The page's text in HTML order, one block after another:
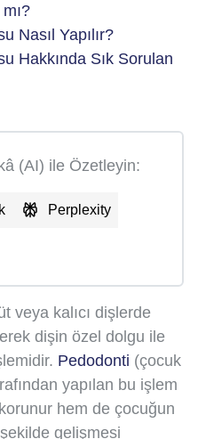
Nasıl Yapılır?
Hakkında Sık Sorulan
(AI) ile Özetleyin:
Perplexity
veya kalıcı dişlerde
dişin özel dolgu ile
Pedodonti (çocuk
yapılan bu işlem
hem de çocuğun
şekilde gelişmesi